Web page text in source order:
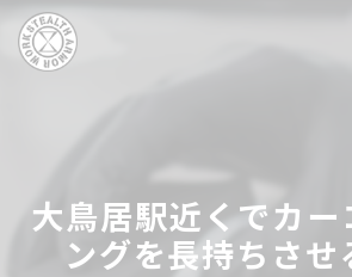
大鳥居駅近くでカー
ングを長持ちさせ